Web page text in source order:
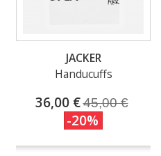
JACKER
Handucuffs
36,00 €45,00 €
-20%